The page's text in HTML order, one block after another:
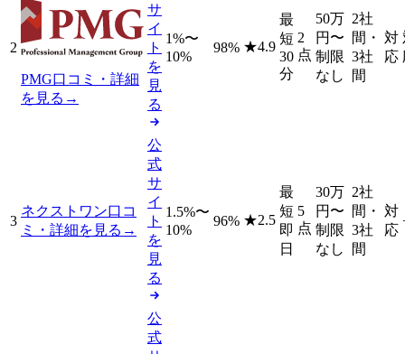
2
PMG口コミ・詳細
を見る →
サ
イ
ト
を
見
る
1%〜
10%
98% ★4.9
最
短
30
分
2
点
50万
円 〜
制限
なし
2社
間・
3社
間
対
応
3
ネクストワン口コ
ミ・詳細を見る →
公
式
サ
イ
ト
を
見
る
1.5%〜
10%
96% ★2.5
最
短
即
日
5
点
30万
円 〜
制限
なし
2社
間・
3社
間
対
応
公
式